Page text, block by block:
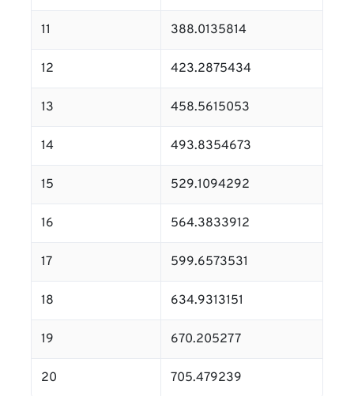
11 388.0135814
12 423.2875434
13 458.5615053
14 493.8354673
15 529.1094292
16 564.3833912
17 599.6573531
18 634.9313151
19 670.205277
20 705.479239